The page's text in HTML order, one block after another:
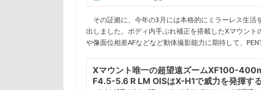
その証拠に、今年の3月には本格的にミラーレス生活
出しました。ボディ内手ぶれ補正を搭載したXマウン
や像面位相差AFなどなど動体撮影能力に期待して、